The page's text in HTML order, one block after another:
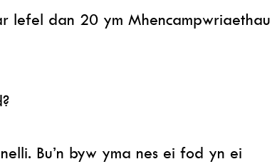
lefel dan 20 ym Mhencampwriaethau
Bu’n byw yma nes ei fod yn ei